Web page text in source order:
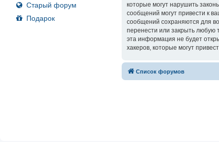
Старый форум
Подарок
которые могут нарушить
сообщений могут привести к
сообщений сохраняются для
перенести или закрыть любую
эта информация не будет
хакеров, которые могут
Список форумов